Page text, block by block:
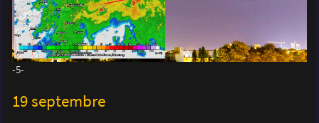
-5-
19 septembre